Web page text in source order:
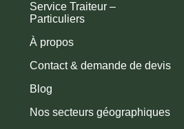
Service Traiteur –
Particuliers
À propos
Contact & demande de devis
Blog
Nos secteurs géographiques